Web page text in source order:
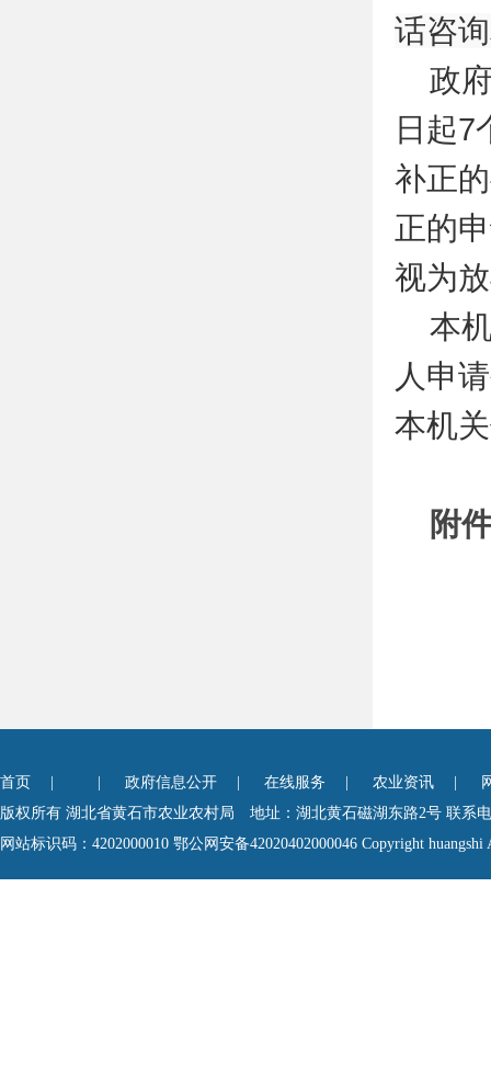
话咨
政
日起7
补正
正的
视为
本
人申
本机
附
首页 政府信息公开 在线服务 农业资讯
版权所有 湖北省黄石市农业农村局 地址：湖北黄石磁湖东路2号 联系电
网站标识码：4202000010 鄂公网安备42020402000046 Copyright huangshi